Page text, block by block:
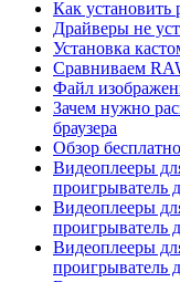
Как установить
Драйверы не
Установка
Сравниваем
Файл
Зачем нужно
браузера
Обзор
Видеоплееры
проигрыватель
Видеоплееры
проигрыватель
Видеоплееры
проигрыватель